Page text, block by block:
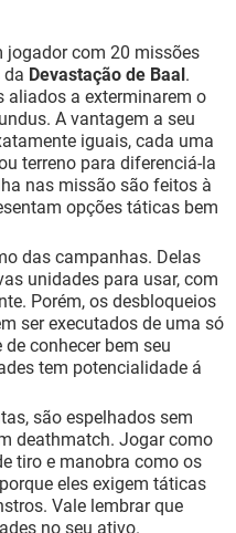
jogador com 20 missões
da Devastação de Baal.
aliados a exterminarem o
A vantagem a seu
iguais, cada uma
terreno para diferenciá-la
nas missão são feitos à
opções táticas bem
das campanhas. Delas
unidades para usar, com
Porém, os desbloqueios
ser executados de uma só
conhecer bem seu
tem potencialidade á
são espelhados sem
deathmatch. Jogar como
tiro e manobra como os
eles exigem táticas
Vale lembrar que
no seu ativo.